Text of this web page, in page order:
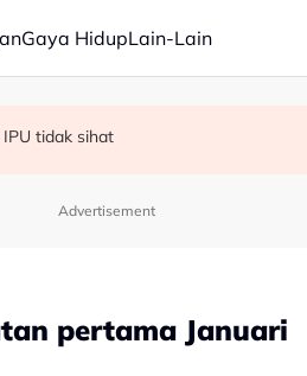
Gaya HidupLain-Lain
- Shafietidak sihat
Advertisement
pertama Januari